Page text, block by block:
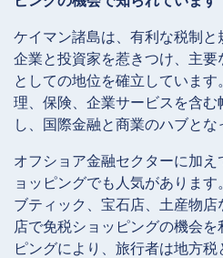
ケイマン諸島は、有利な税制
企業と投資家を惹きつけ、主
としての地位を確立していま
理、保険、企業サービスを含
し、国際金融と商業のハブとな
オフショア金融セクターに加
ョッピングでも人気がありま
ブティック、宝石店、土産物
店で免税ショッピングの機会
ピングにより、旅行者は地方税